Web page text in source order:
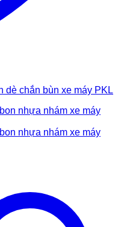
dè chắn bùn xe máy PKL